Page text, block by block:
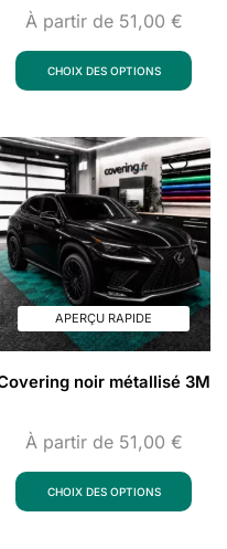
À partir de 51,00 €
CHOIX DES OPTIONS
APERÇU RAPIDE
noir métallisé 3M
À partir de 51,00 €
CHOIX DES OPTIONS